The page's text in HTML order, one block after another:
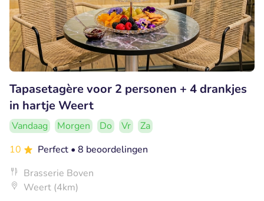
Tapasetagère voor 2 personen + 4 drankjes
in hartje Weert
Vandaag Morgen Do Vr
Za
10
Perfect • 8 beoordelingen
Brasserie Boven
Weert (4km)